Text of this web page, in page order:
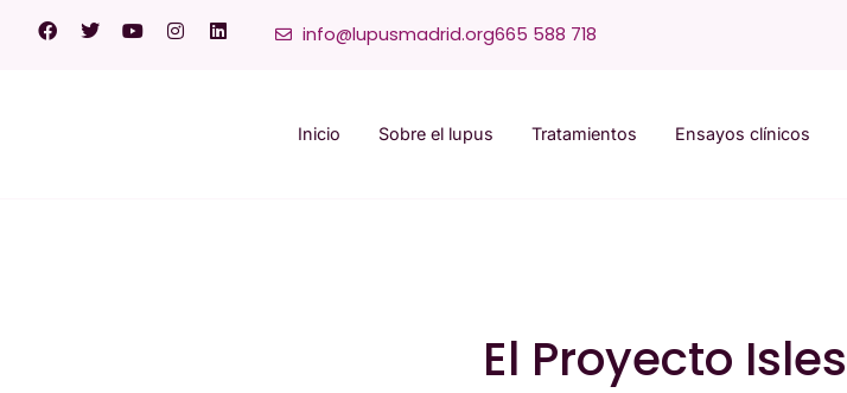
info@lupusmadrid.org665 588 718
Inicio Sobre el lupus Tratamientos Ensayos clínicos
El Proyecto Isles